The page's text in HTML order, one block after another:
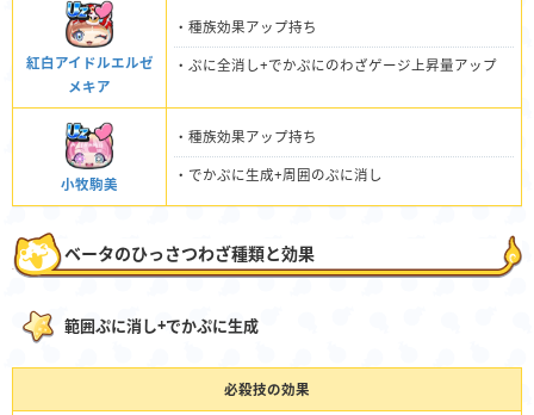
紅白アイドルエルゼ
メキア
・種族効果アップ持ち
・ぷに全消し+でかぷにのわざゲージ上昇量アップ
小牧駒美
・種族効果アップ持ち
・でかぷに生成+周囲のぷに消し
ベータのひっさつわざ種類と効果
範囲ぷに消し+でかぷに生成
必殺技の効果